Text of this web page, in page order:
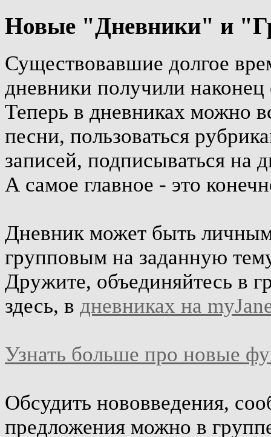
Новые "Дневники" и
Существовавшие долгое
дневники получили наконец
Теперь в дневниках можно
песни, пользоваться
записей, подписываться на
А самое главное - это
Дневник может быть
групповым на заданную
Дружите, объединяйтесь в
здесь, в дневниках на
Узнать больше про новые
Обсудить нововведения,
предложения можно в